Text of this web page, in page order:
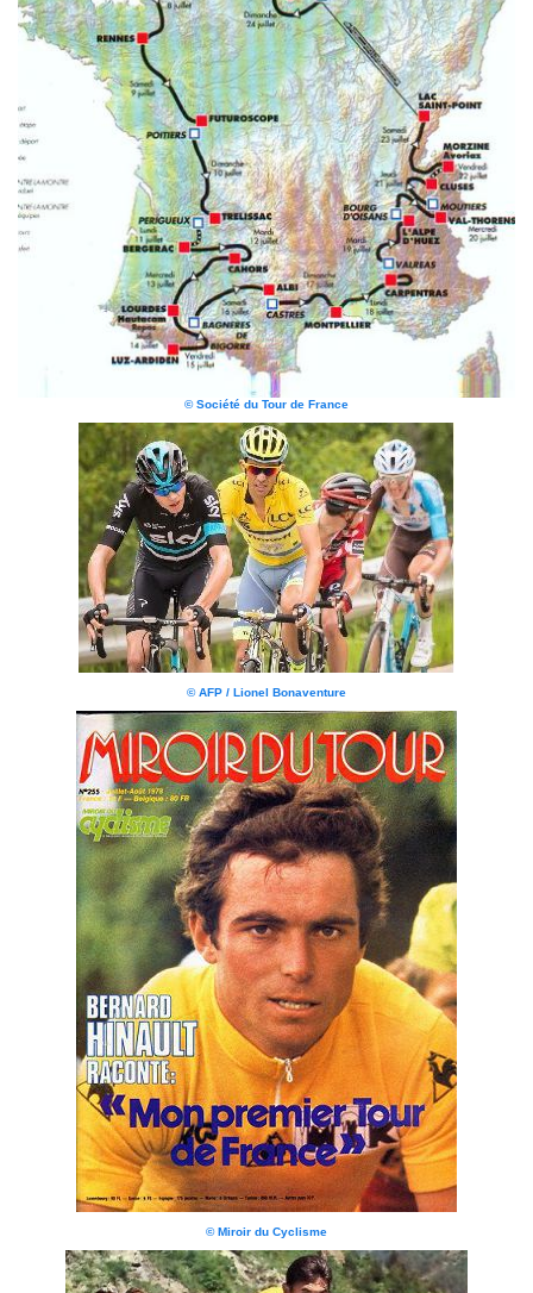
© Société du Tour de France
© AFP / Lionel Bonaventure
© Miroir du Cyclisme